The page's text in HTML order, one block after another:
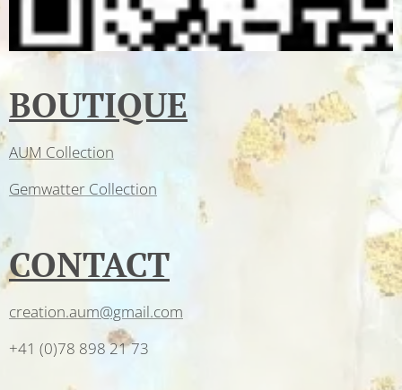
BOUTIQUE
AUM Collection
Gemwatter Collection
CONTACT
creation.aum@gmail.com
+41 (0)78 898 21 73